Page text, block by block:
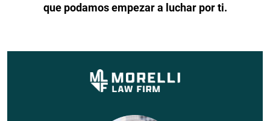
que podamos empezar a luchar por ti.